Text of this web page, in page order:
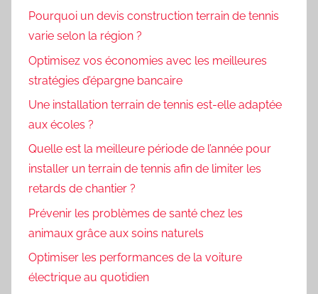
Pourquoi un devis construction terrain de tennis
varie selon la région ?
Optimisez vos économies avec les meilleures
stratégies d’épargne bancaire
Une installation terrain de tennis est-elle adaptée
aux écoles ?
Quelle est la meilleure période de l’année pour
installer un terrain de tennis afin de limiter les
retards de chantier ?
Prévenir les problèmes de santé chez les
animaux grâce aux soins naturels
Optimiser les performances de la voiture
électrique au quotidien